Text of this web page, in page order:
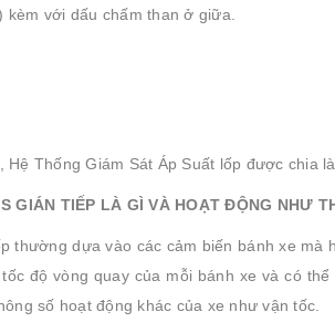
với dấu chấm than ở giữa.
Hệ Thống Giám Sát Áp Suất lốp được chia
GIÁN TIẾP LÀ GÌ VÀ HOẠT ĐỘNG NHƯ
thường dựa vào các cảm biến bánh xe
độ vòng quay của mỗi bánh xe và có
số hoạt động khác của xe như vận tốc.